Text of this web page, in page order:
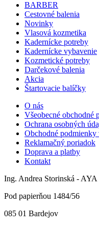
BARBER
Cestovné balenia
Novinky
Vlasová kozmetika
Kadernícke potreby
Kadernícke vybavenie
Kozmetické potreby
Darčekové balenia
Akcia
Štartovacie balíčky
O nás
Všeobecné obchodné
Ochrana osobných
Obchodné
Reklamačný poriadok
Doprava a platby
Kontakt
Ing. Andrea Storinská - AYA
Pod papierňou 1484/56
085 01 Bardejov